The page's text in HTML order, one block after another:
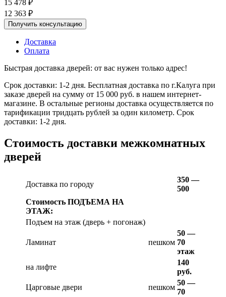
15 478 ₽
12 363 ₽
Получить консультацию
Доставка
Оплата
Быстрая доставка дверей: от вас нужен только адрес!
Срок доставки: 1-2 дня. Бесплатная доставка по г.Калуга при
заказе дверей на сумму от 15 000 руб. в нашем интернет-
магазине. В остальные регионы доставка осуществляется по
тарификации тридцать рублей за один километр. Срок
доставки: 1-2 дня.
Стоимость доставки межкомнатных
дверей
Доставка по городу
350 —
500
Стоимость ПОДЪЕМА НА
ЭТАЖ:
Подъем на этаж (дверь + погонаж)
Ламинат пешком
50 —
70
этаж
на лифте
140
руб.
Царговые двери
пешком
50 —
70